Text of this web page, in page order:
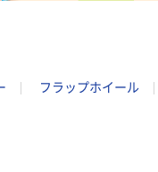
フラップホイール